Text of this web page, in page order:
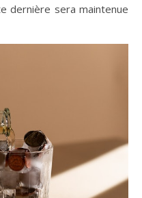
dernière sera maintenue